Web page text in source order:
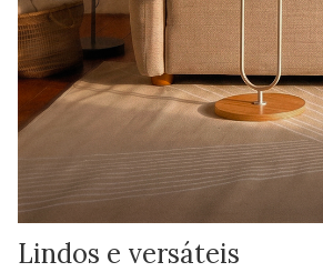
Lindos e versáteis